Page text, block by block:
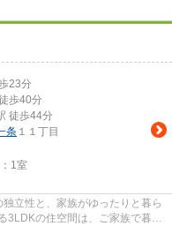
23分
歩40分
徒歩44分
条 １１丁目
1室
立性と、家族がゆったりと暮ら
3LDKの住空間は、ご家族で暮ら